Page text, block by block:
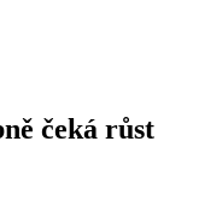
čeká růst